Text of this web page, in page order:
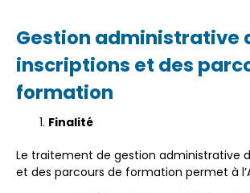
Gestion administrative
inscriptions et des
formation
Finalité
Le traitement de gestion administrative
et des parcours de formation permet à